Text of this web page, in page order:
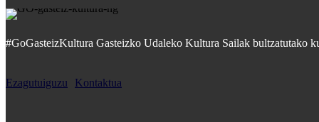
#GoGasteizKultura Gasteizko Udaleko Kultura Sailak bultzatutako
Ezagutuiguzu Kontaktua